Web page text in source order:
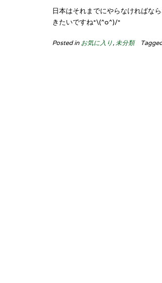
日本はそれまでにやらなければな
きたいですね*\(^o^)/*
Posted in お気に入り,未分類